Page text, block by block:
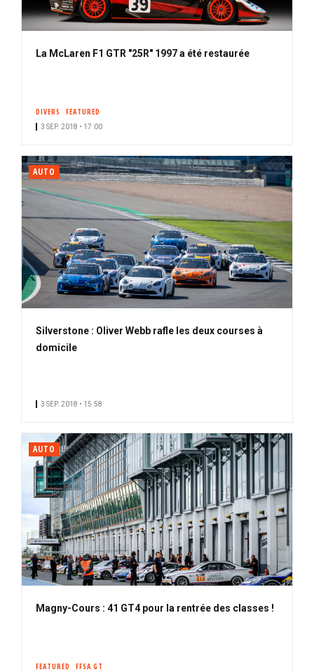
La McLaren F1 GTR "25R" 1997 a été restaurée
DIVERS FEATURED
3 SEP. 2018 • 17:00
AUTO
Silverstone : Oliver Webb rafle les deux courses à
domicile
3 SEP. 2018 • 15:58
AUTO
Magny-Cours : 41 GT4 pour la rentrée des classes !
FEATURED FFSA GT